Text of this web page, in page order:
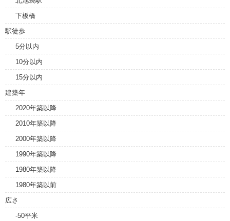
下板橋
駅徒歩
5分以内
10分以内
15分以内
建築年
2020年築以降
2010年築以降
2000年築以降
1990年築以降
1980年築以降
1980年築以前
広さ
-50平米